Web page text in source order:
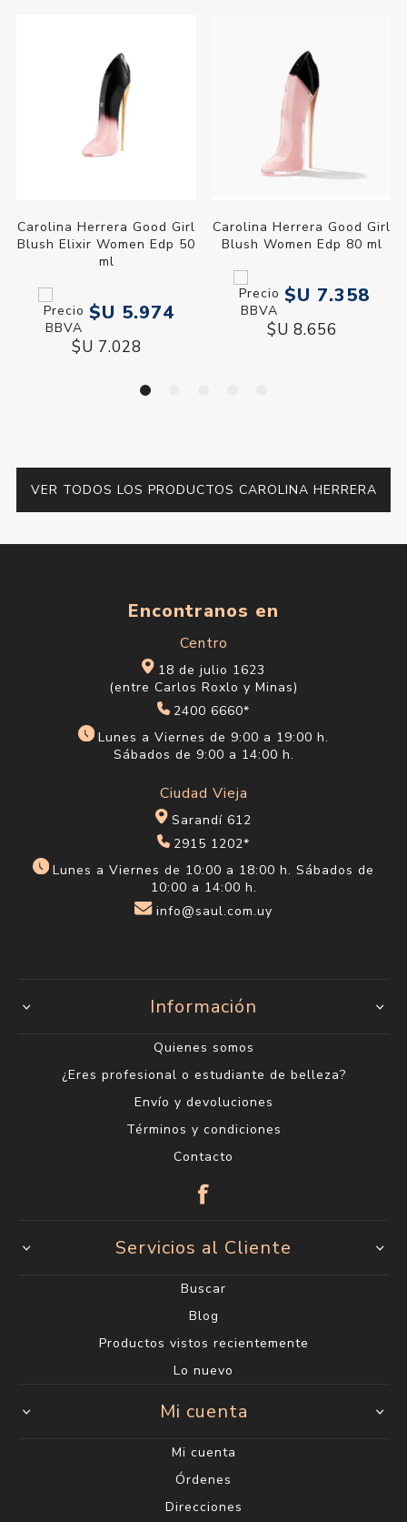
Carolina Herrera Good Girl
Blush Elixir Women Edp 50
ml
$U 5.974
$U 7.028
Carolina Herrera Good Girl
Blush Women Edp 80 ml
$U 7.358
$U 8.656
VER TODOS LOS PRODUCTOS CAROLINA HERRERA
Encontranos en
Centro
18 de julio 1623
(entre Carlos Roxlo y Minas)
2400 6660*
Lunes a Viernes de 9:00 a 19:00 h.
Sábados de 9:00 a 14:00 h.
Ciudad Vieja
Sarandí 612
2915 1202*
Lunes a Viernes de 10:00 a 18:00 h. Sábados de
10:00 a 14:00 h.
info@saul.com.uy
Información
Quienes somos
¿Eres profesional o estudiante de belleza?
Envío y devoluciones
Términos y condiciones
Contacto
Servicios al Cliente
Buscar
Blog
Productos vistos recientemente
Lo nuevo
Mi cuenta
Mi cuenta
Órdenes
Direcciones